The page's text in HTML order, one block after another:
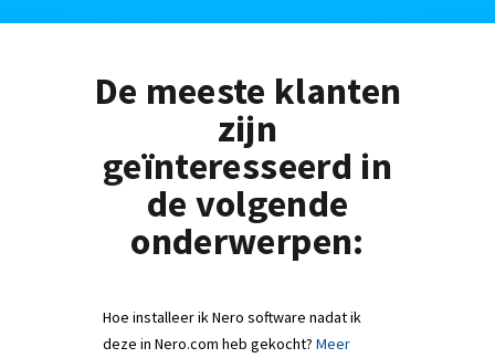
De meeste klanten
zijn
geïnteresseerd in
de volgende
onderwerpen:
Hoe installeer ik Nero software nadat ik
deze in Nero.com heb gekocht? Meer